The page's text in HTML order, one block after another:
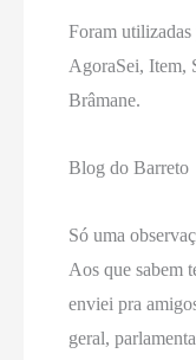
Foram utilizadas
AgoraSei, Item,
Brâmane.
Blog do Barreto
Só uma
Aos que sabem
enviei pra
geral,